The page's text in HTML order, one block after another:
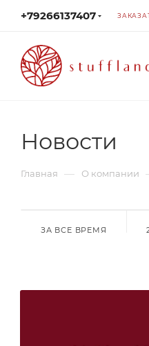
+79266137407
Новости
Главная — О компании
ЗА ВСЕ ВРЕМЯ